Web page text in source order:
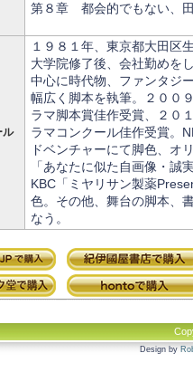
第８章 都会的でもない、
ル
１９８１年、東京都大田区
大学院修了後、会社勤めを
中心に時代物、ファンタジ
幅広く脚本を執筆。２００
ラマ脚本賞佳作受賞、２０
ラマコンクール佳作受賞。
ドベンチャーにて脚色、オ
「あなたに似た自画像・誠
KBC「ミヤリサン製薬
色。その他、舞台の脚本、
なう。
Design by